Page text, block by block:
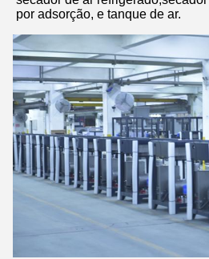
Submeter
por adsorção, e tanque de ar.